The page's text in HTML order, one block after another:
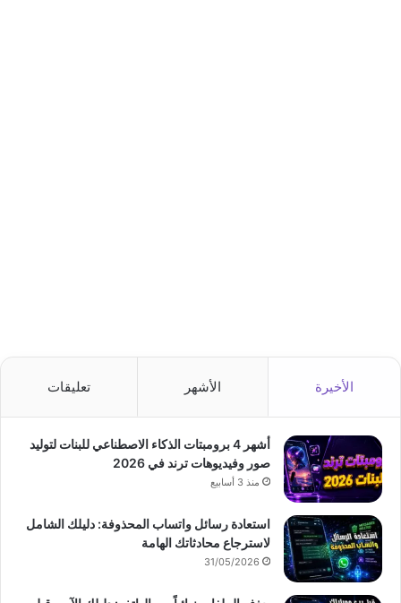
الأخيرة الأشهر تعليقات
أشهر 4 برومبتات الذكاء الاصطناعي للبنات لتوليد
صور وفيديوهات ترند في 2026
منذ 3 أسابيع
استعادة رسائل واتساب المحذوفة: دليلك الشامل
لاسترجاع محادثاتك الهامة
31/05/2026